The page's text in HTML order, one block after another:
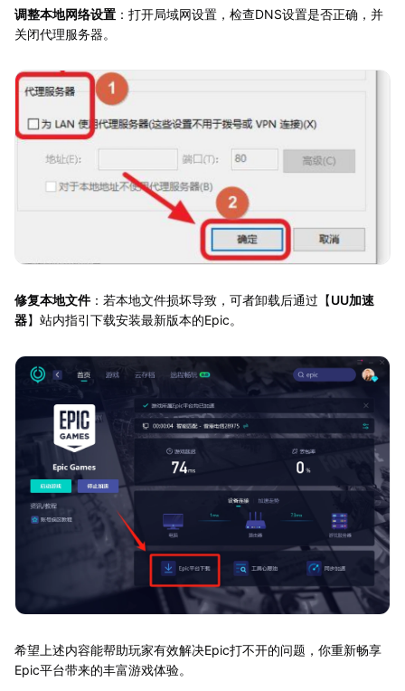
调整本地网络设置 ：打开局域网设置，检查DNS设置是否正确，并
关闭代理服务器。
修复本地文件：若本地文件损坏导致，可者卸载后通过【UU加速
器】站内指引下载安装最新版本的Epic。
希望上述内容能帮助玩家有效解决Epic打不开的问题，你重新畅享
Epic平台带来的丰富游戏体验。